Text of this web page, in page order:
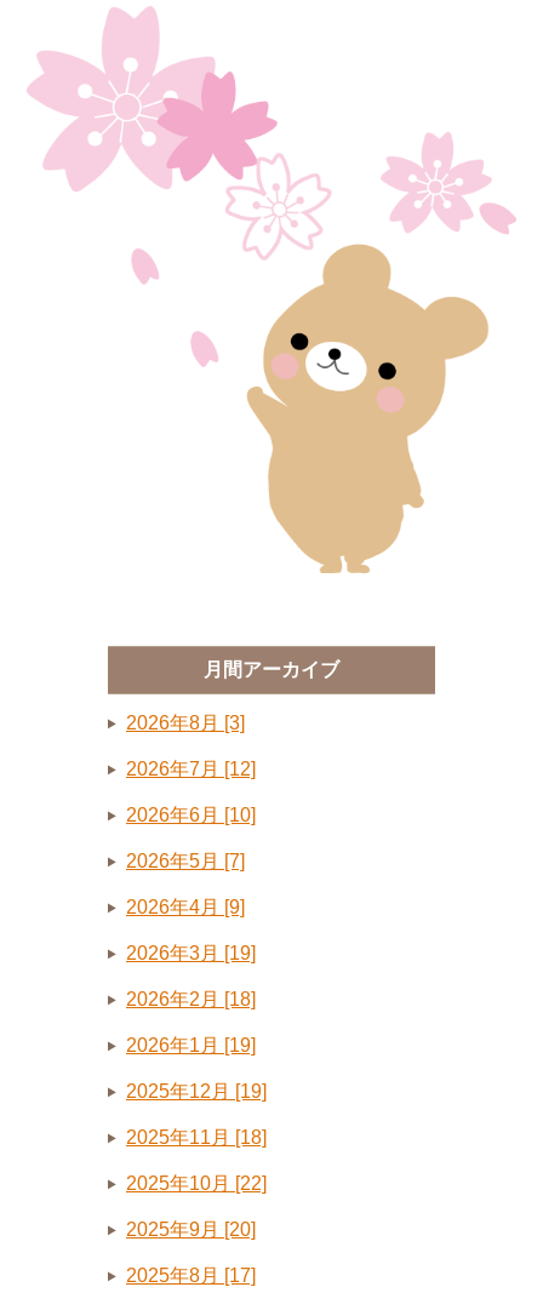
月間アーカイブ
2026年8月 [3]
2026年7月 [12]
2026年6月 [10]
2026年5月 [7]
2026年4月 [9]
2026年3月 [19]
2026年2月 [18]
2026年1月 [19]
2025年12月 [19]
2025年11月 [18]
2025年10月 [22]
2025年9月 [20]
2025年8月 [17]